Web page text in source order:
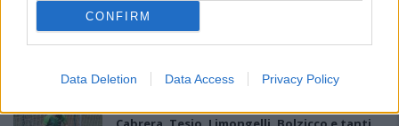
CONFIRM
Data Deletion Data Access Privacy Policy
Gran colpo dell'Ossese, per la difesa c'è l'ex